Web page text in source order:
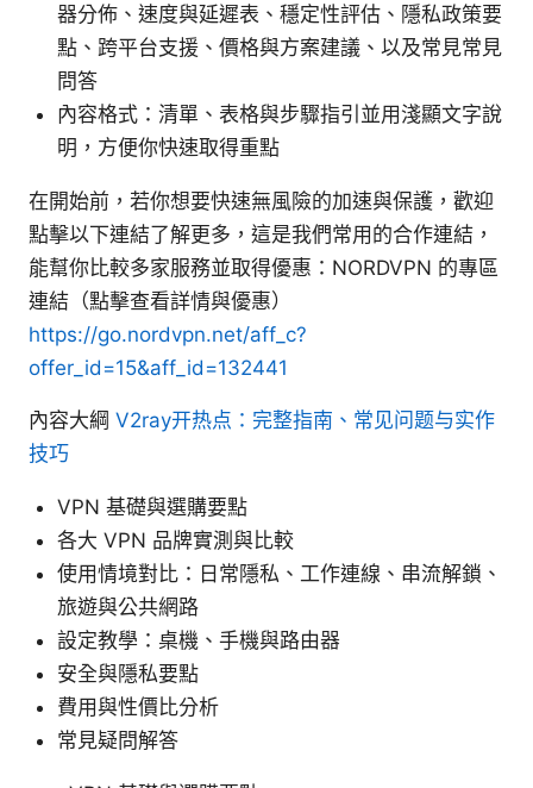
器分佈、速度與延遲表、穩定性評估、隱私政策要
點、跨平台支援、價格與方案建議、以及常見常見
問答
內容格式：清單、表格與步驟指引並用淺顯文字說
明，方便你快速取得重點
在開始前，若你想要快速無風險的加速與保護，歡迎
點擊以下連結了解更多，這是我們常用的合作連結，
能幫你比較多家服務並取得優惠：NORDVPN 的專區
連結（點擊查看詳情與優惠）
https://go.nordvpn.net/aff_c?
offer_id=15&aff_id=132441
內容大綱 V2ray开热点：完整指南、常见问题与实作
技巧
VPN 基礎與選購要點
各大 VPN 品牌實測與比較
使用情境對比：日常隱私、工作連線、串流解鎖、
旅遊與公共網路
設定教學：桌機、手機與路由器
安全與隱私要點
費用與性價比分析
常見疑問解答